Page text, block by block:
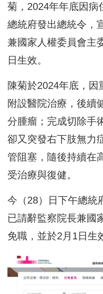
菊，2024年年底因病
總統府發出總統令，
兼國家人權委員會主
日生效。
陳菊於2024年底，因
附設醫院治療，後續
分腫瘤；完成切除手
卻又突發右下肢無力
管阻塞，隨後持續在
受治療與復健。
今（28）日下午總統
已請辭監察院長兼國
免職，並於2月1日生